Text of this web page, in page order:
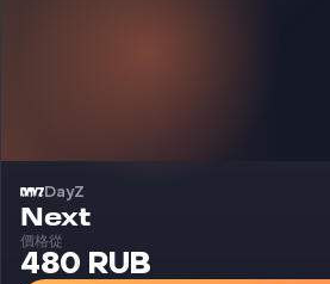
DayZ
Next外挂
價格從
480 RUB